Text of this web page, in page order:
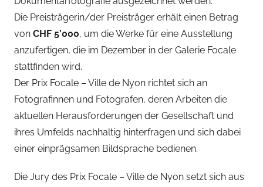
Die Preisträgerin/der Preisträger erhält einen Betrag
von CHF 5’000, um die Werke für eine Ausstellung
anzufertigen, die im Dezember in der Galerie Focale
stattfinden wird.
Der Prix Focale – Ville de Nyon richtet sich an
Fotografinnen und Fotografen, deren Arbeiten die
aktuellen Herausforderungen der Gesellschaft und
ihres Umfelds nachhaltig hinterfragen und sich dabei
einer einprägsamen Bildsprache bedienen.
Die Jury des Prix Focale – Ville de Nyon setzt sich aus